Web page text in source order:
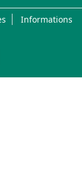
Informations